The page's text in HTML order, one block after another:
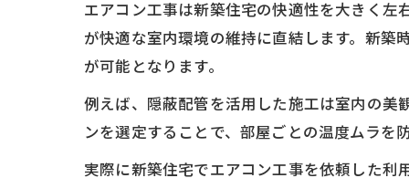
エアコン工事は新築住宅の快適性を大きく
が快適な室内環境の維持に直結します。新築
が可能となります。
例えば、隠蔽配管を活用した施工は室内の美
ンを選定することで、部屋ごとの温度ムラを
実際に新築住宅でエアコン工事を依頼した利